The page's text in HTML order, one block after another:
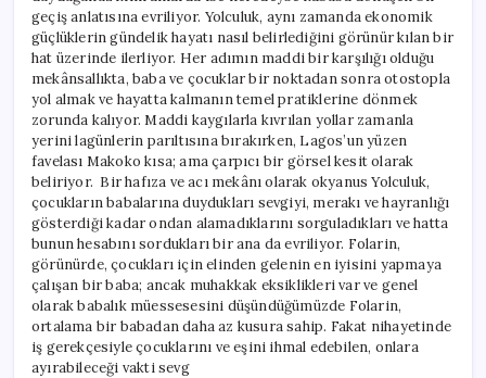
geçiş anlatısına evriliyor. Yolculuk, aynı zamanda ekonomik
güçlüklerin gündelik hayatı nasıl belirlediğini görünür kılan bir
hat üzerinde ilerliyor. Her adımın maddi bir karşılığı olduğu
mekânsallıkta, baba ve çocuklar bir noktadan sonra otostopla
yol almak ve hayatta kalmanın temel pratiklerine dönmek
zorunda kalıyor. Maddi kaygılarla kıvrılan yollar zamanla
yerini lagünlerin parıltısına bırakırken, Lagos’un yüzen
favelası Makoko kısa; ama çarpıcı bir görsel kesit olarak
beliriyor. Bir hafıza ve acı mekânı olarak okyanus Yolculuk,
çocukların babalarına duydukları sevgiyi, merakı ve hayranlığı
gösterdiği kadar ondan alamadıklarını sorguladıkları ve hatta
bunun hesabını sordukları bir ana da evriliyor. Folarin,
görünürde, çocukları için elinden gelenin en iyisini yapmaya
çalışan bir baba; ancak muhakkak eksiklikleri var ve genel
olarak babalık müessesesini düşündüğümüzde Folarin,
ortalama bir babadan daha az kusura sahip. Fakat nihayetinde
iş gerekçesiyle çocuklarını ve eşini ihmal edebilen, onlara
ayırabileceği vakti sevg